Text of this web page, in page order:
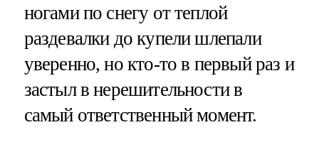
ногами по снегу от теплой
раздевалки до купели шлепали
уверенно, но кто-то в первый раз и
застыл в нерешительности в
самый ответственный момент.